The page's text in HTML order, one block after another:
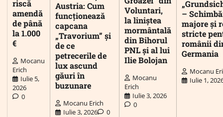
riscă
amendă
de până
la 1.000
€
Mocanu
Erich
Iulie 5,
2026
0
Austria: Cum
funcționează
capcana
„Travorium” și
de ce
petrecerile de
lux ascund
găuri în
buzunare
Mocanu Erich
Iulie 3, 2026
0
Voluntari,
la liniștea
mormântală
din Bihorul
PNL și al lui
Ilie Bolojan
Mocanu
Erich
Iulie 3, 2026
0
–
majore și
stricte
românii
Germania
Mocanu
Iulie 1,